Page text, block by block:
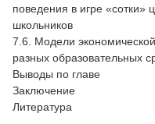
поведения в игре «сотки»
школьников
7.6. Модели
разных образовательных
Выводы по главе
Заключение
Литература